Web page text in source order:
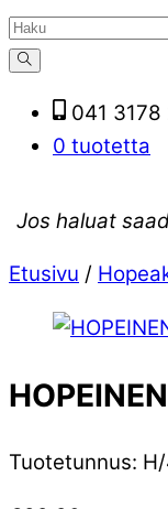
041 3178
0 tuotetta
Jos haluat
Etusivu /
Tuotetunnus: